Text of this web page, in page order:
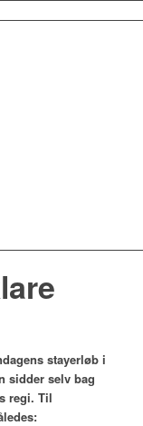
stayerløb i
sidder selv bag
regi. Til